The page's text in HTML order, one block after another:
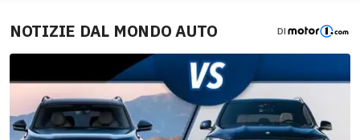
NOTIZIE DAL MONDO AUTO DI